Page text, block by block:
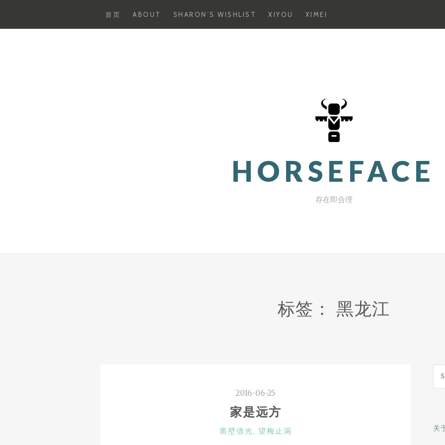
首页 ABOUT SHARON’S WISHLIST XIYOU XIMEI
HORSEFACE
存在即合理
标签： 黑龙江
2016-06-25
家是远方
CATEGORIES
凿壁借光, 望梅止渴 关